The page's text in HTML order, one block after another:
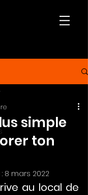
simple
ton
8 mars 2022
au local de